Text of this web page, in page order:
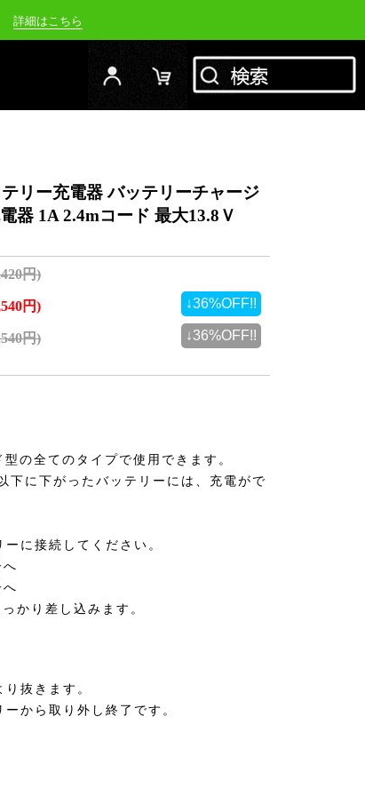
詳細はこちら
リー充電器 バッテリーチャージ
器 1A 2.4mコード 最大13.8Ｖ
円)
円) ↓36%OFF!!
円) ↓36%OFF!!
の全てのタイプで使用できます。
に下がったバッテリーには、充電がで
に接続してください。
かり差し込みます。
抜きます。
から取り外し終了です。